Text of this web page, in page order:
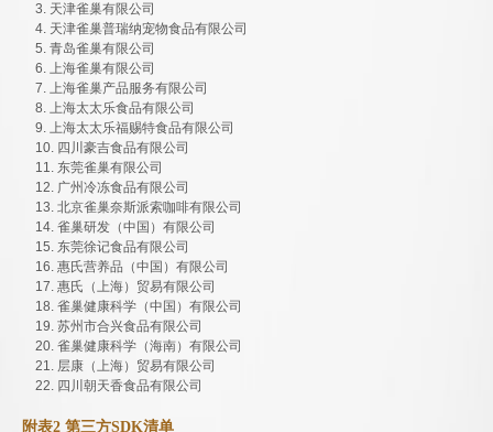
3. 天津雀巢有限公司
4. 天津雀巢普瑞纳宠物食品有限公司
5. 青岛雀巢有限公司
6. 上海雀巢有限公司
7. 上海雀巢产品服务有限公司
8. 上海太太乐食品有限公司
9. 上海太太乐福赐特食品有限公司
10. 四川豪吉食品有限公司
11. 东莞雀巢有限公司
12. 广州冷冻食品有限公司
13. 北京雀巢奈斯派索咖啡有限公司
14. 雀巢研发（中国）有限公司
15. 东莞徐记食品有限公司
16. 惠氏营养品（中国）有限公司
17. 惠氏（上海）贸易有限公司
18. 雀巢健康科学（中国）有限公司
19. 苏州市合兴食品有限公司
20. 雀巢健康科学（海南）有限公司
21. 层康（上海）贸易有限公司
22. 四川朝天香食品有限公司
附表2 第三方SDK清单